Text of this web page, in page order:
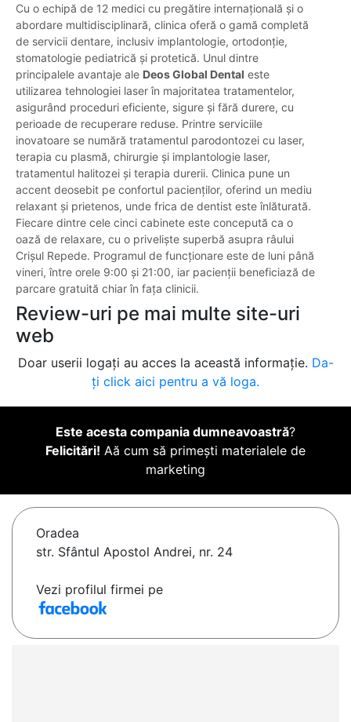
Cu o echipă de 12 medici cu pregătire internațională și o
abordare multidisciplinară, clinica oferă o gamă completă
de servicii dentare, inclusiv implantologie, ortodonție,
stomatologie pediatrică și protetică. Unul dintre
principalele avantaje ale Deos Global Dental este
utilizarea tehnologiei laser în majoritatea tratamentelor,
asigurând proceduri eficiente, sigure și fără durere, cu
perioade de recuperare reduse. Printre serviciile
inovatoare se numără tratamentul parodontozei cu laser,
terapia cu plasmă, chirurgie și implantologie laser,
tratamentul halitozei și terapia durerii. Clinica pune un
accent deosebit pe confortul pacienților, oferind un mediu
relaxant și prietenos, unde frica de dentist este înlăturată.
Fiecare dintre cele cinci cabinete este concepută ca o
oază de relaxare, cu o priveliște superbă asupra râului
Crișul Repede. Programul de funcționare este de luni până
vineri, între orele 9:00 și 21:00, iar pacienții beneficiază de
parcare gratuită chiar în fața clinicii.
Review-uri pe mai multe site-uri
web
Doar userii logați au acces la această informație. Da-
ți click aici pentru a vă loga.
Este acesta compania dumneavoastră?
Felicitări! Aă cum să primești materialele de
marketing
Oradea
str. Sfântul Apostol Andrei, nr. 24
Vezi profilul firmei pe